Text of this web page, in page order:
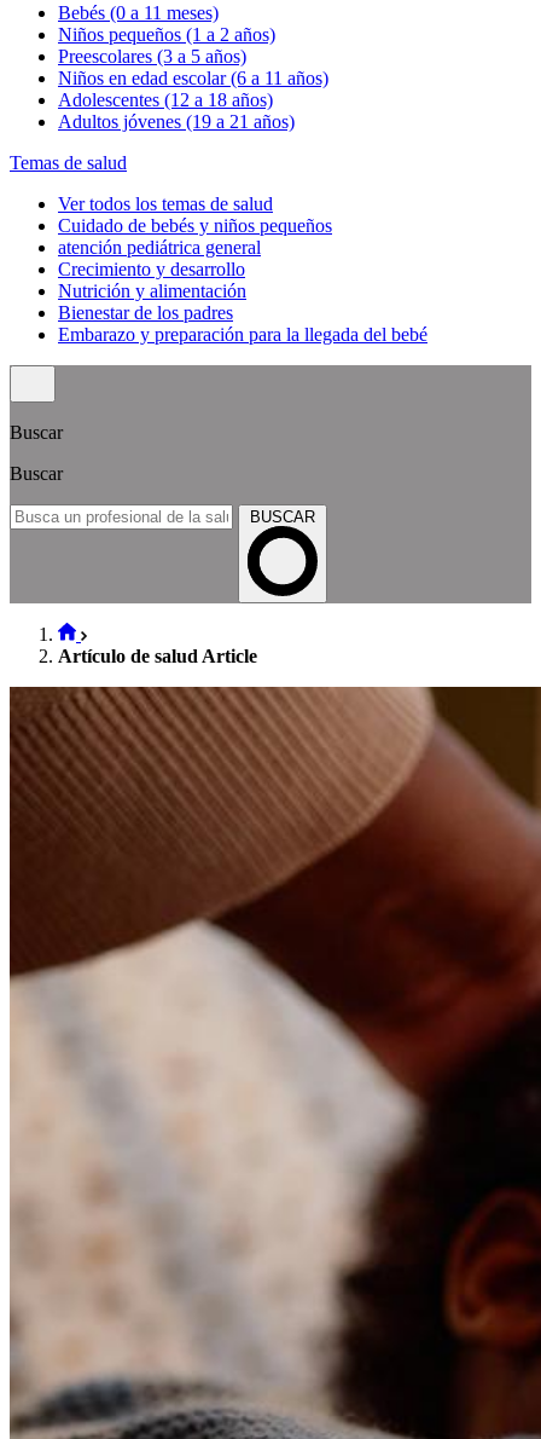
Bebés (0 a 11 meses)
Niños pequeños (1 a 2 años)
Preescolares (3 a 5 años)
Niños en edad escolar (6 a 11 años)
Adolescentes (12 a 18 años)
Adultos jóvenes (19 a 21 años)
Temas de salud
Ver todos los temas de salud
Cuidado de bebés y niños pequeños
atención pediátrica general
Crecimiento y desarrollo
Nutrición y alimentación
Bienestar de los padres
Embarazo y preparación para la llegada del bebé
Buscar
Buscar
BUSCAR
Artículo de salud Article